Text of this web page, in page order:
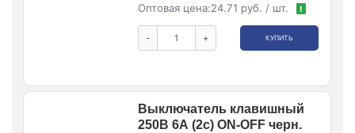
Оптовая цена:24.71 руб. / шт. !
- + КУПИТЬ
Выключатель клавишный
250В 6А (2с) ON-OFF черн.